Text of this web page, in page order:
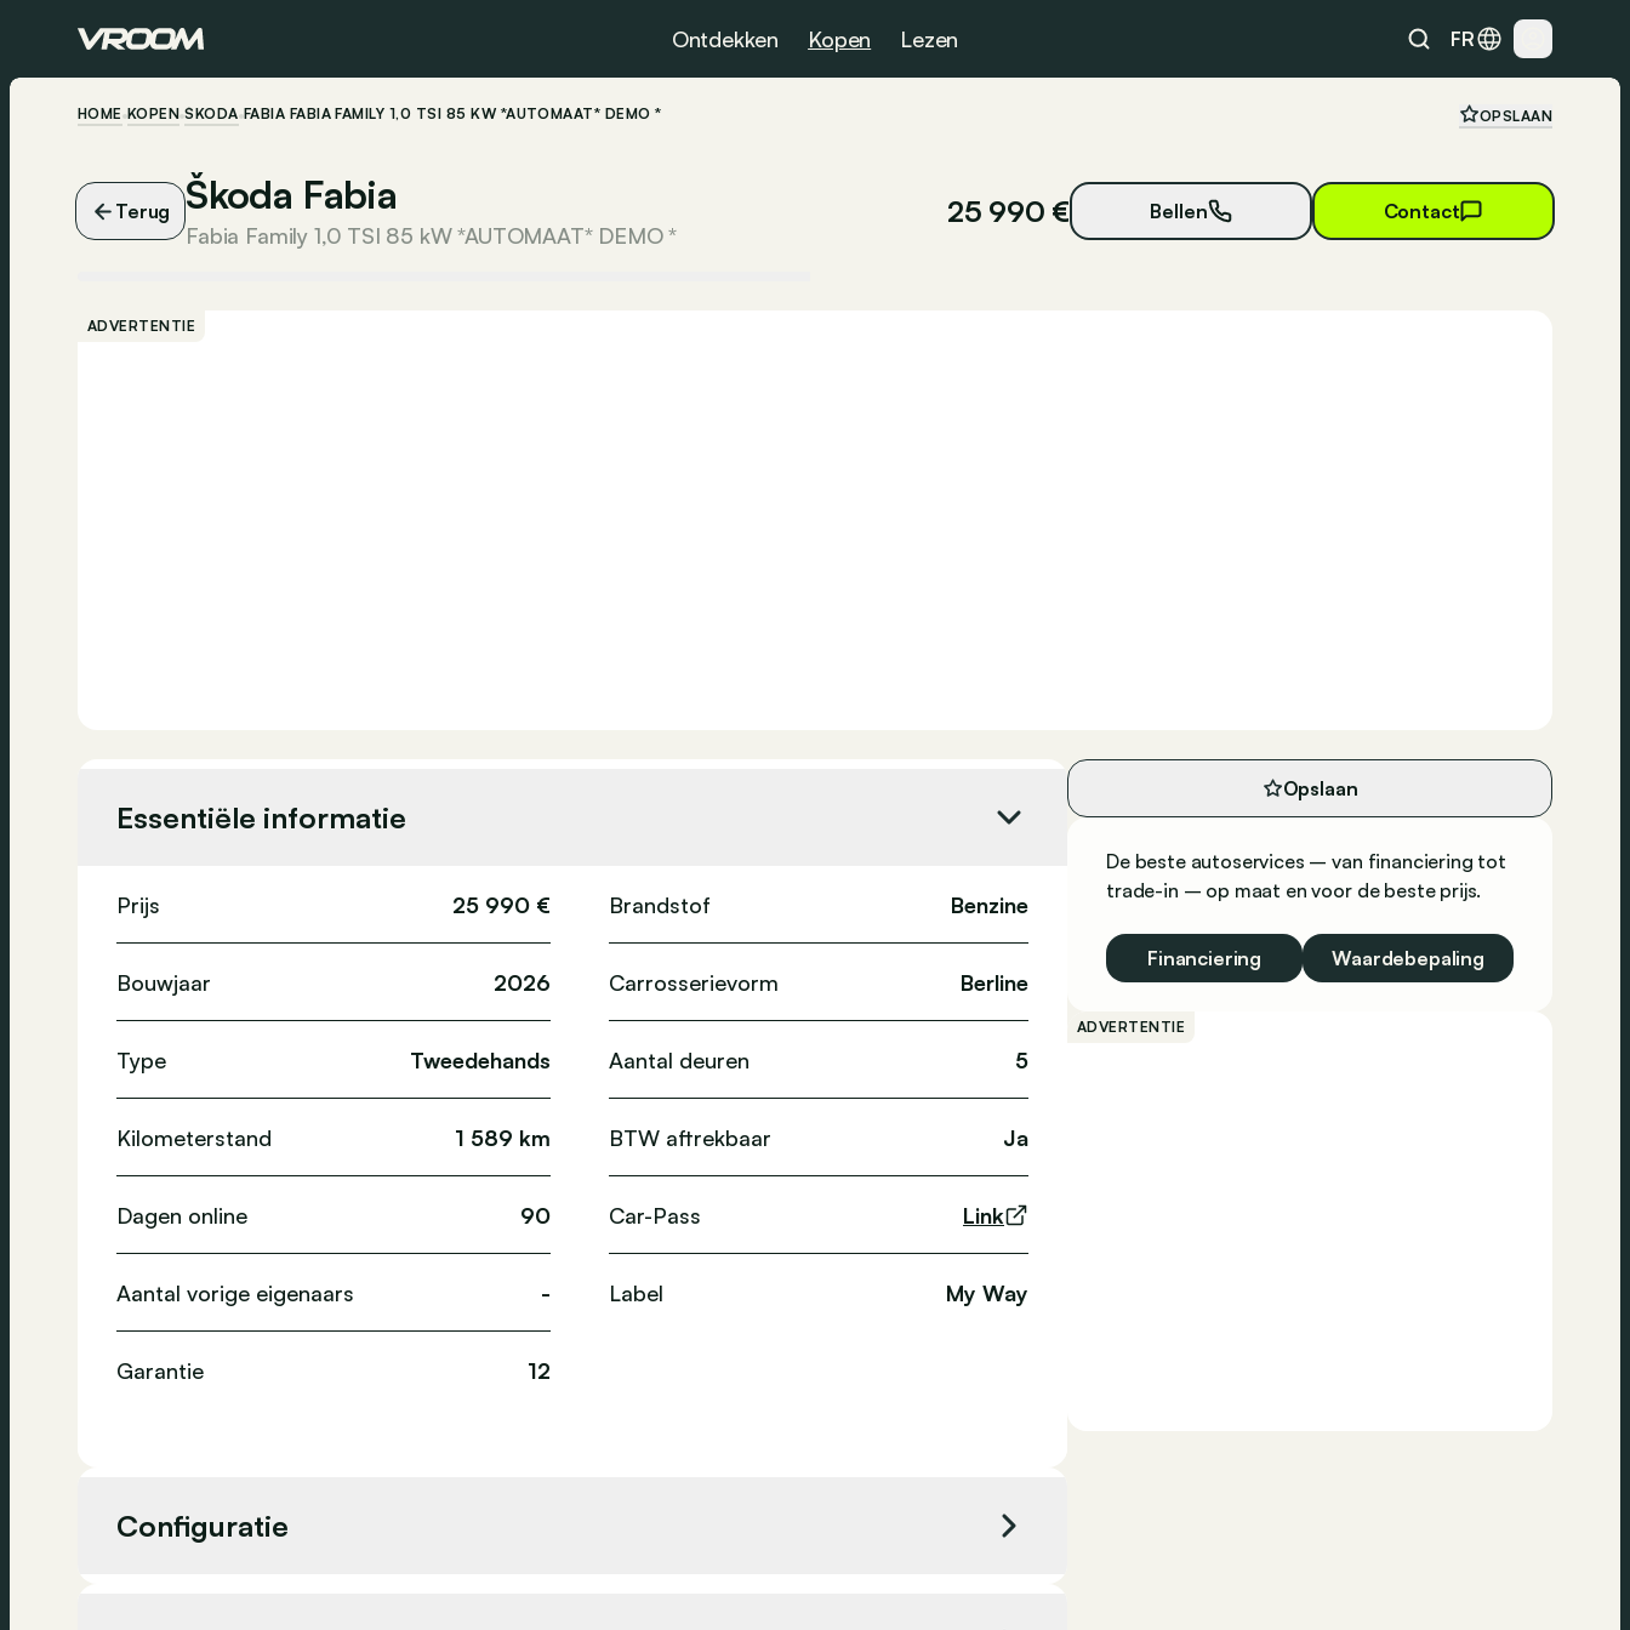
Ontdekken Kopen Lezen FR
HOME KOPEN ŠKODA FABIA FABIA FAMILY 1,0 TSI 85 KW *AUTOMAAT* DEMO * OPSLAAN
Terug Škoda Fabia
Fabia Family 1,0 TSI 85 kW *AUTOMAAT* DEMO *
25 990 € Bellen
Contact
ADVERTENTIE
Essentiële informatie
Prijs 25 990 €
Bouwjaar 2026
Type Tweedehands
Kilometerstand 1 589 km
Dagen online 90
Aantal vorige eigenaars -
Garantie 12
Brandstof Benzine
Carrosserievorm Berline
Aantal deuren 5
BTW aftrekbaar Ja
Car-Pass Link
Label My Way
Configuratie
Opslaan
De beste autoservices – van financiering tot
trade-in – op maat en voor de beste prijs.
Financiering Waardebepaling
ADVERTENTIE